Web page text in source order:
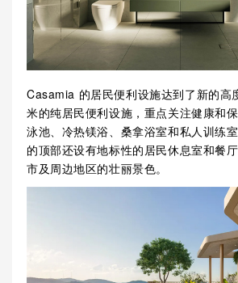
Casamia 的居民便利设施达到了新的高
米的纯居民便利设施，重点关注健康和
泳池、冷热镁浴、桑拿浴室和私人训练
的顶部还设有地标性的居民休息室和餐
市及周边地区的壮丽景色。